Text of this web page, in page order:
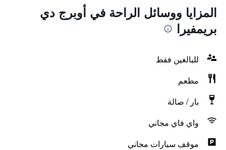
المزايا ووسائل الراحة في أوبرج دي
بريمفيرا
للبالغين فقط
مطعم
بار / صالة
واي فاي مجاني
موقف سيارات مجاني